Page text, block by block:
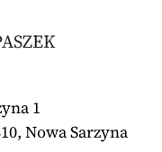
1
Nowa Sarzyna